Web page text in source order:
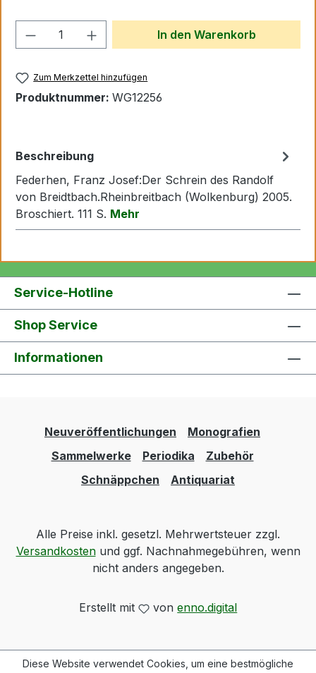
Produkt Anzahl: Gib denIn den Warenkorb
Zum Merkzettel hinzufügen
Produktnummer: WG12256
Beschreibung
Federhen, Franz Josef:Der Schrein des Randolf
von Breidtbach.Rheinbreitbach (Wolkenburg) 2005.
Broschiert. 111 S. Mehr
Service-Hotline
Shop Service
Informationen
Neuveröffentlichungen
Monografien
Sammelwerke
Periodika
Zubehör
Schnäppchen
Antiquariat
Alle Preise inkl. gesetzl. Mehrwertsteuer zzgl.
Versandkostenund ggf. Nachnahmegebühren, wenn
nicht anders angegeben.
Erstellt mit vonenno.digital
Diese Website verwendet Cookies, um eine bestmögliche